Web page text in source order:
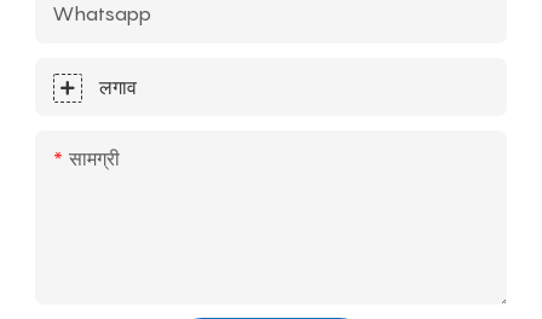
Whatsapp
लगाव
सामग्री